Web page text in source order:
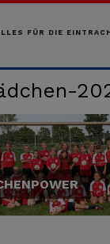
FÜR DIE